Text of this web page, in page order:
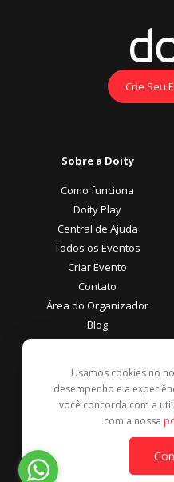
Crie Seu
Sobre a Doity
Como funciona
Doity Play
Central de Ajuda
Todos os Eventos
Criar Evento
Contato
Área do Organizador
Blog
Área do Participante
Central de Ajuda
Denunciar este evento
Usamos cookies no
desempenho e a
você concorda com a
com a nossa